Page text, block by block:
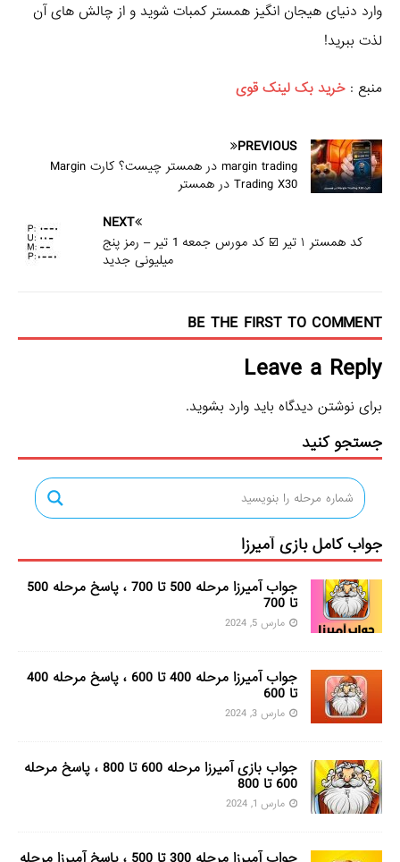
وارد دنیای هیجان‌ انگیز همستر کمبات شوید و از چالش‌ های آن
لذت ببرید!
منبع : خرید بک لینک قوی
PREVIOUS
margin trading در همستر چیست؟ کارت Margin
Trading X30 در همستر
NEXT
کد همستر ۱ تیر ☑️ کد مورس جمعه 1 تیر – رمز پنج
میلیونی جدید
BE THE FIRST TO COMMENT
Leave a Reply
برای نوشتن دیدگاه باید وارد بشوید.
جستجو کنید
جواب کامل بازی آمیرزا
جواب آمیرزا مرحله 500 تا 700 ، پاسخ مرحله 500
تا 700
مارس 5, 2024
جواب آمیرزا مرحله 400 تا 600 ، پاسخ مرحله 400
تا 600
مارس 3, 2024
جواب بازی آمیرزا مرحله 600 تا 800 ، پاسخ مرحله
600 تا 800
مارس 1, 2024